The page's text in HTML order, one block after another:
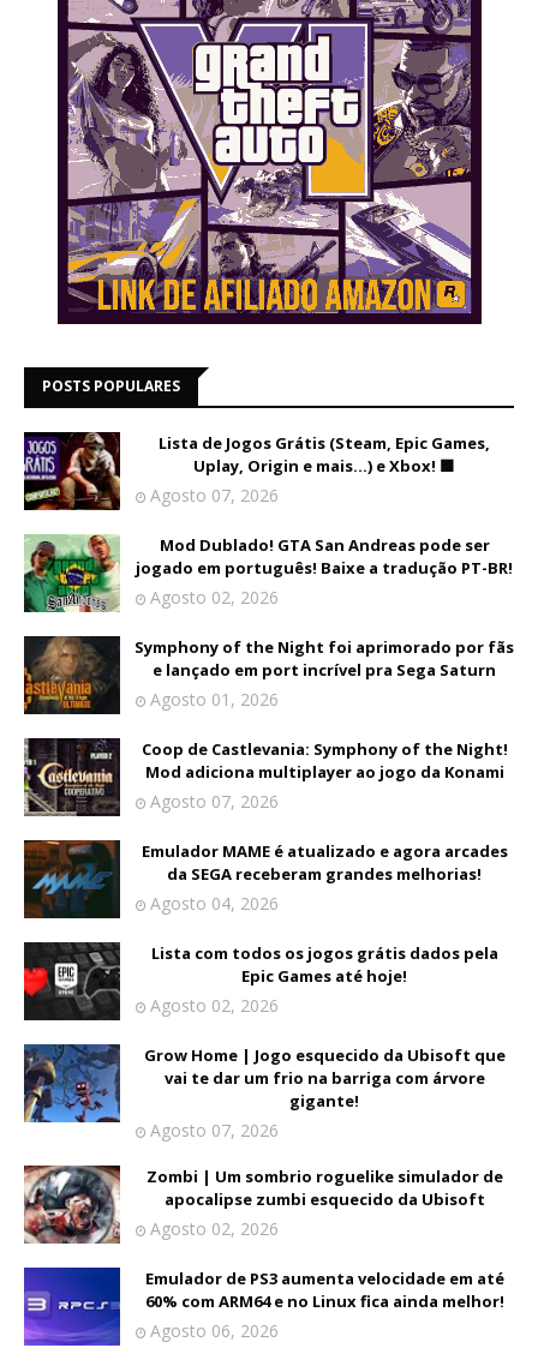
POSTS POPULARES
Lista de Jogos Grátis (Steam, Epic Games,
Uplay, Origin e mais...) e Xbox! 🟩
Agosto 07, 2026
Mod Dublado! GTA San Andreas pode ser
jogado em português! Baixe a tradução PT-BR!
Agosto 02, 2026
Symphony of the Night foi aprimorado por fãs
e lançado em port incrível pra Sega Saturn
Agosto 01, 2026
Coop de Castlevania: Symphony of the Night!
Mod adiciona multiplayer ao jogo da Konami
Agosto 07, 2026
Emulador MAME é atualizado e agora arcades
da SEGA receberam grandes melhorias!
Agosto 04, 2026
Lista com todos os jogos grátis dados pela
Epic Games até hoje!
Agosto 02, 2026
Grow Home | Jogo esquecido da Ubisoft que
vai te dar um frio na barriga com árvore
gigante!
Agosto 07, 2026
Zombi | Um sombrio roguelike simulador de
apocalipse zumbi esquecido da Ubisoft
Agosto 02, 2026
Emulador de PS3 aumenta velocidade em até
60% com ARM64 e no Linux fica ainda melhor!
Agosto 06, 2026